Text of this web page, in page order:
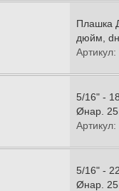
Плашка
дюйм,
5/16" -
Øнар.
5/16" -
Øнар.